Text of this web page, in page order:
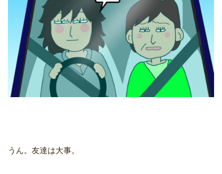
うん。友達は大事。